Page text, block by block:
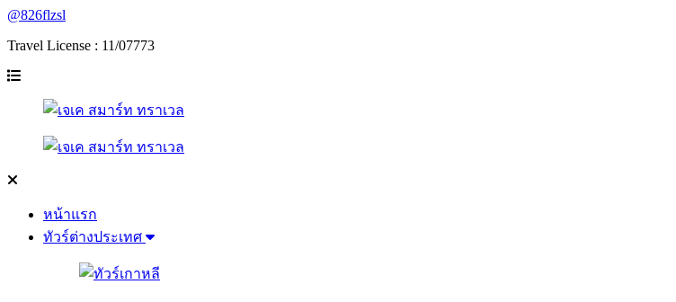
@826flzsl
Travel License : 11/07773
หน้าแรก
ทัวร์ต่างประเทศ